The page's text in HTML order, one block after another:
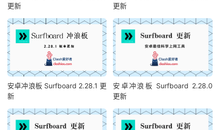
更新
更新
安卓冲浪板 Surfboard 2.28.1 更
新
安卓冲浪板 Surfboard 2.28.0
更新